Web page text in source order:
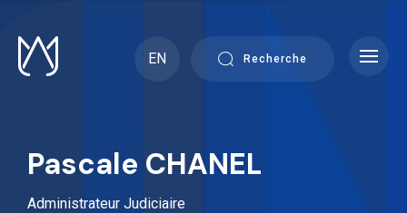
content
EN
Recherche
Pascale CHANEL
Administrateur Judiciaire